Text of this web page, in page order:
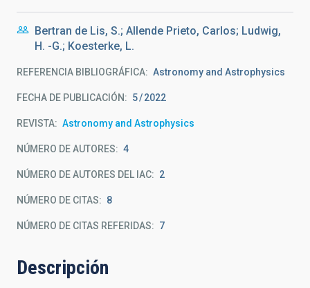
Bertran de Lis, S.; Allende Prieto, Carlos; Ludwig,
H. -G.; Koesterke, L.
REFERENCIA BIBLIOGRÁFICA Astronomy and Astrophysics
FECHA DE PUBLICACIÓN: 5 2022
REVISTA Astronomy and Astrophysics
NÚMERO DE AUTORES 4
NÚMERO DE AUTORES DEL IAC 2
NÚMERO DE CITAS 8
NÚMERO DE CITAS REFERIDAS 7
Descripción